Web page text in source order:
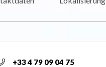
+33 4 79 09 04 75